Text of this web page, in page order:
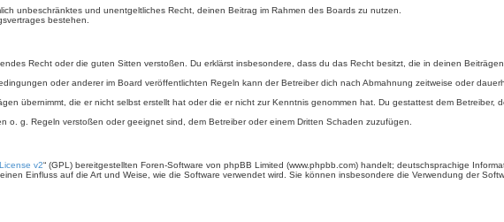
unbeschränktes und unentgeltliches Recht, deinen Beitrag im Rahmen des Boards zu nutzen.
bestehen.
Recht oder die guten Sitten verstoßen. Du erklärst insbesondere, dass du das Recht besitzt, die in deinen
oder anderer im Board veröffentlichten Regeln kann der Betreiber dich nach Abmahnung zeitweise oder
übernimmt, die er nicht selbst erstellt hat oder die er nicht zur Kenntnis genommen hat. Du gestattest dem Betreiber,
g. Regeln verstoßen oder geeignet sind, dem Betreiber oder einem Dritten Schaden zuzufügen.
v2“ (GPL) bereitgestellten Foren-Software von phpBB Limited (www.phpbb.com) handelt; deutschsprachige
Einfluss auf die Art und Weise, wie die Software verwendet wird. Sie können insbesondere die Verwendung der